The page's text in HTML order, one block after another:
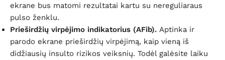
ekrane bus matomi rezultatai kartu su nereguliaraus
pulso ženklu.
Prieširdžių virpėjimo indikatorius (AFib). Aptinka ir
parodo ekrane prieširdžių virpėjimą, kaip vieną iš
didžiausių insulto rizikos veiksnių. Todėl galėsite laiku